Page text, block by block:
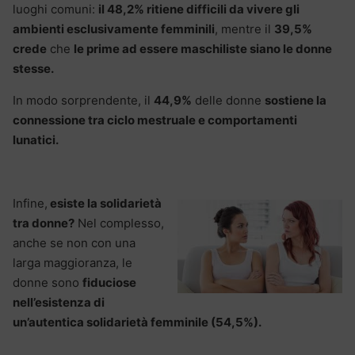
luoghi comuni: il 48,2% ritiene difficili da vivere gli
ambienti esclusivamente femminili, mentre il 39,5%
crede che le prime ad essere maschiliste siano le donne
stesse.
In modo sorprendente, il 44,9% delle donne sostiene la
connessione tra ciclo mestruale e comportamenti
lunatici.
Infine, esiste la solidarietà
tra donne? Nel complesso,
anche se non con una
larga maggioranza, le
donne sono fiduciose
nell’esistenza di
un’autentica solidarietà femminile (54,5%).